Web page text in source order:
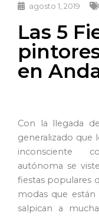
agosto 1, 2019
Las 5
en
Con la llegada
generalizado que
inconsciente
autónoma se
fiestas populares
modas que
salpican a